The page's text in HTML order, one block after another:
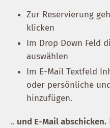
Zur Reservierung
klicken
Im Drop Down Feld
auswählen
Im E-Mail Textfeld
oder persönliche
hinzufügen.
.. und E-Mail abschicken.